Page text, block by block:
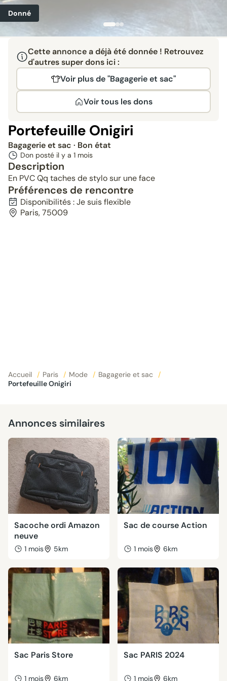
Donné
Cette annonce a déjà été donnée ! Retrouvez
d'autres super dons ici :
Voir plus de "Bagagerie et sac"
Voir tous les dons
Portefeuille Onigiri
Bagagerie et sac · Bon état
Don posté il y a 1 mois
Description
En PVC Qq taches de stylo sur une face
Préférences de rencontre
Disponibilités : Je suis flexible
Paris, 75009
Accueil / Paris / Mode / Bagagerie et sac
/
Portefeuille Onigiri
Annonces similaires
Sacoche ordi Amazon
neuve
1 mois 5km
Sac de course Action
1 mois 6km
Sac Paris Store
1 mois 6km
Sac PARIS 2024
1 mois 6km